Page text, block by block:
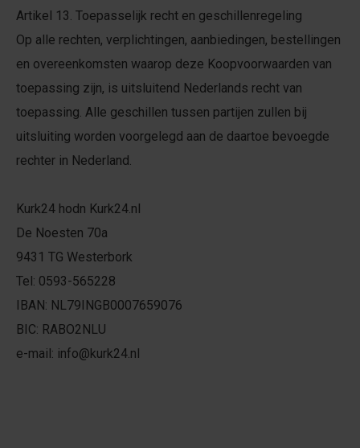
Artikel 13. Toepasselijk recht en geschillenregeling
Op alle rechten, verplichtingen, aanbiedingen, bestellingen
en overeenkomsten waarop deze Koopvoorwaarden van
toepassing zijn, is uitsluitend Nederlands recht van
toepassing. Alle geschillen tussen partijen zullen bij
uitsluiting worden voorgelegd aan de daartoe bevoegde
rechter in Nederland.
Kurk24 hodn Kurk24.nl
De Noesten 70a
9431 TG Westerbork
Tel: 0593-565228
IBAN: NL79INGB0007659076
BIC: RABO2NLU
e-mail: info@kurk24.nl